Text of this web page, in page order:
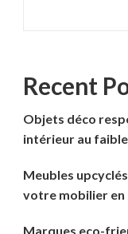
Recent
Objets déco
intérieur au
Meubles
votre mobilier en
Marques eco-